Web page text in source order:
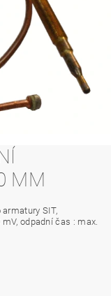
MM
SIT,
mV, odpadní čas : max.